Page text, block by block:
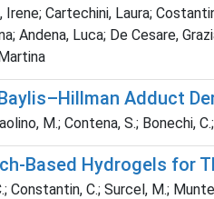
Cartechini, Laura;
Andena, Luca; De Cesare,
Adduct
M.; Contena, S.; Bonechi,
Based Hydrogels for
Constantin, C.; Surcel, M.;